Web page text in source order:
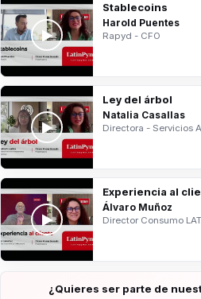
Stablecoins
Harold Puentes
Rapyd - CFO
Ley del árbol
Natalia Casallas
Directora - Servicios
Experiencia al
Álvaro Muñoz
Director Consumo
¿Quieres ser parte de